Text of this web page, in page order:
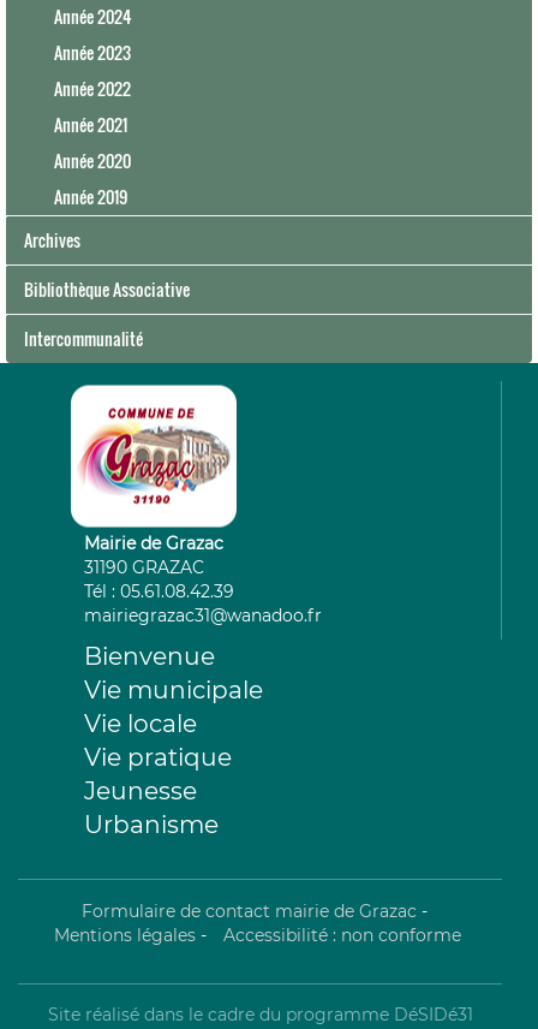
Année 2024
Année 2023
Année 2022
Année 2021
Année 2020
Année 2019
Archives
Bibliothèque Associative
Intercommunalité
Mairie de Grazac
31190 GRAZAC
Tél : 05.61.08.42.39
mairiegrazac31@wanadoo.fr
Bienvenue
Vie municipale
Vie locale
Vie pratique
Jeunesse
Urbanisme
Formulaire de contact mairie de Grazac -
Mentions légales- Accessibilité : non conforme
Site réalisé dans le cadre du programme DéSIDé31